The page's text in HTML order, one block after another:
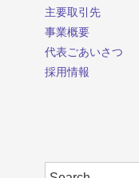
主要取引先
事業概要
代表ごあいさつ
採用情報